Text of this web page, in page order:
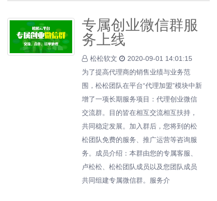
专属创业微信群服
务上线
松松软文
2020-09-01 14:01:15
为了提高代理商的销售业绩与业务范
围，松松团队在平台“代理加盟”模块中新
增了一项长期服务项目：代理创业微信
交流群。目的皆在相互交流相互扶持，
共同稳定发展。加入群后，您将到的松
松团队免费的服务、推广运营等咨询服
务。成员介绍：本群由您的专属客服、
卢松松、松松团队成员以及您团队成员
共同组建专属微信群。服务介